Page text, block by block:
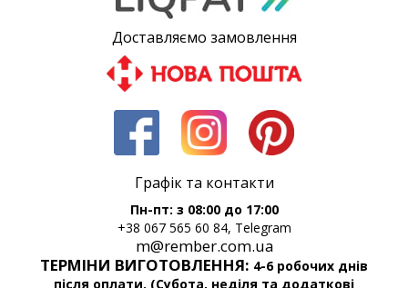
Доставляємо замовлення
Графік та контакти
Пн-пт: з 08:00 до 17:00
+38 067 565 60 84, Telegram
m@rember.com.ua
ТЕРМІНИ ВИГОТОВЛЕННЯ: 4-6 робочих днів
після оплати. (Субота, неділя та додаткові